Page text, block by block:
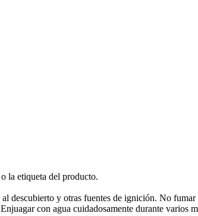
la etiqueta del producto.
descubierto y otras fuentes de ignición. No fumar
con agua cuidadosamente durante varios